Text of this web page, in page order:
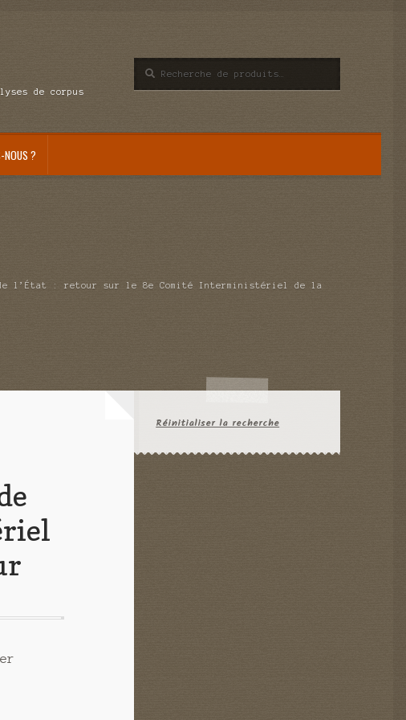
de corpus
pour :
NOUS ?
l’État : retour sur le 8e Comité Interministériel de la
Réinitialiser la recherche